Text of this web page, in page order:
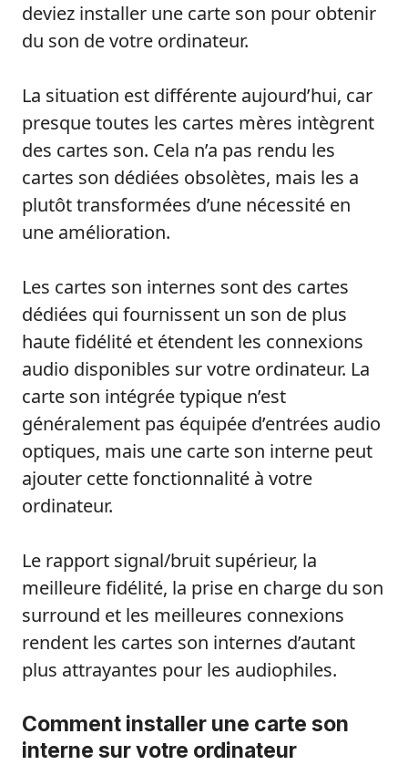
deviez installer une carte son pour obtenir
du son de votre ordinateur.
La situation est différente aujourd’hui, car
presque toutes les cartes mères intègrent
des cartes son. Cela n’a pas rendu les
cartes son dédiées obsolètes, mais les a
plutôt transformées d’une nécessité en
une amélioration.
Les cartes son internes sont des cartes
dédiées qui fournissent un son de plus
haute fidélité et étendent les connexions
audio disponibles sur votre ordinateur. La
carte son intégrée typique n’est
généralement pas équipée d’entrées audio
optiques, mais une carte son interne peut
ajouter cette fonctionnalité à votre
ordinateur.
Le rapport signal/bruit supérieur, la
meilleure fidélité, la prise en charge du son
surround et les meilleures connexions
rendent les cartes son internes d’autant
plus attrayantes pour les audiophiles.
Comment installer une carte son
interne sur votre ordinateur